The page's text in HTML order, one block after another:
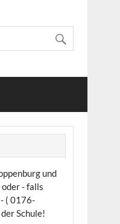
und
- falls
( 0176-
Schule!